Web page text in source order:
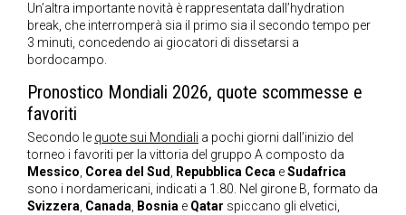
Un’altra importante novità è rappresentata dall’hydration
break, che interromperà sia il primo sia il secondo tempo per
3 minuti, concedendo ai giocatori di dissetarsi a
bordocampo.
Pronostico Mondiali 2026, quote scommesse e
favoriti
Secondo le quote sui Mondiali a pochi giorni dall’inizio del
torneo i favoriti per la vittoria del gruppo A composto da
Messico, Corea del Sud, Repubblica Ceca eSudafrica
sono i nordamericani, indicati a 1.80. Nel girone B, formato da
Svizzera, Canada, Bosnia e Qatar spiccano gli elvetici,